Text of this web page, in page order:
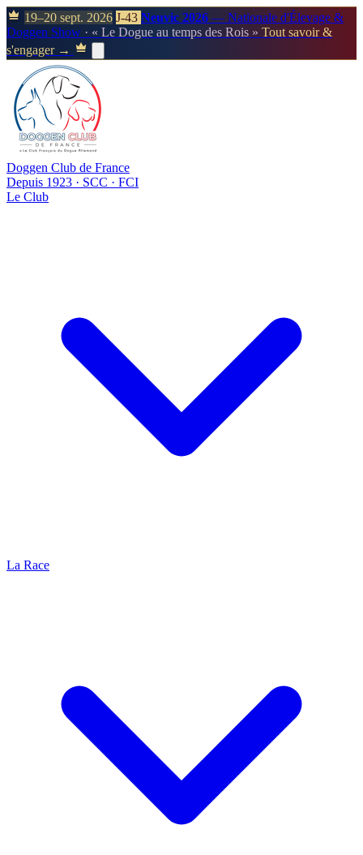
19–20 sept. 2026 J-43 Neuvic 2026 — Nationale d'Élevage &
Doggen Show · « Le Dogue au temps des Rois » Tout savoir &
s'engager →
Doggen Club de France
Depuis 1923 · SCC · FCI
Le Club
La Race